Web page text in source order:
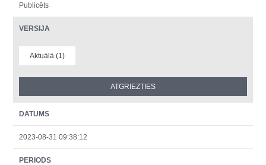
Publicēts
VERSIJA
Aktuālā (1)
DATUMS
2023-08-31 09:38:12
PERIODS